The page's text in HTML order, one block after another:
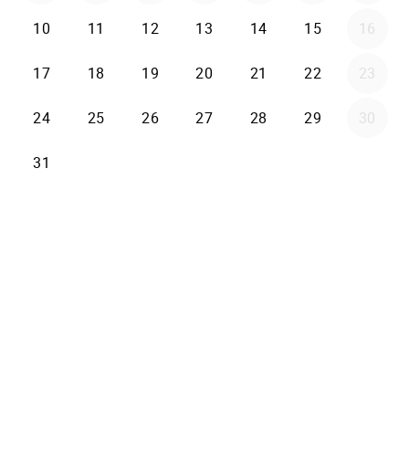
10 11 12 13 14 15 16
17 18 19 20 21 22 23
24 25 26 27 28 29 30
31